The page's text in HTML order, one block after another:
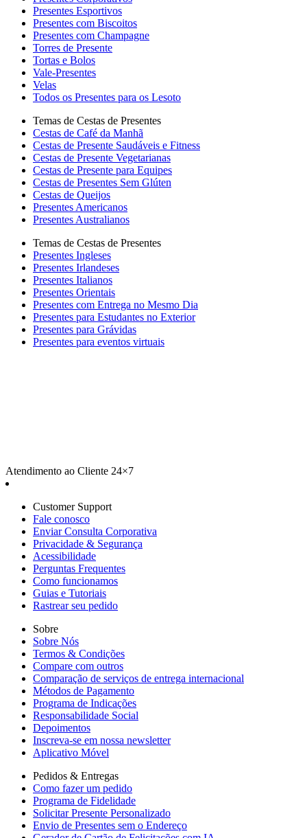
Presentes Esportivos
Presentes com Biscoitos
Presentes com Champagne
Torres de Presente
Tortas e Bolos
Vale-Presentes
Velas
Todos os Presentes para os Lesoto
Temas de Cestas de Presentes
Cestas de Café da Manhã
Cestas de Presente Saudáveis e Fitness
Cestas de Presente Vegetarianas
Cestas de Presente para Equipes
Cestas de Presentes Sem Glúten
Cestas de Queijos
Presentes Americanos
Presentes Australianos
Temas de Cestas de Presentes
Presentes Ingleses
Presentes Irlandeses
Presentes Italianos
Presentes Orientais
Presentes com Entrega no Mesmo Dia
Presentes para Estudantes no Exterior
Presentes para Grávidas
Presentes para eventos virtuais
Atendimento ao Cliente 24×7
Customer Support
Fale conosco
Enviar Consulta Corporativa
Privacidade & Segurança
Acessibilidade
Perguntas Frequentes
Como funcionamos
Guias e Tutoriais
Rastrear seu pedido
Sobre
Sobre Nós
Termos & Condições
Compare com outros
Comparação de serviços de entrega internacional
Métodos de Pagamento
Programa de Indicações
Responsabilidade Social
Depoimentos
Inscreva-se em nossa newsletter
Aplicativo Móvel
Pedidos & Entregas
Como fazer um pedido
Programa de Fidelidade
Solicitar Presente Personalizado
Envio de Presentes sem o Endereço